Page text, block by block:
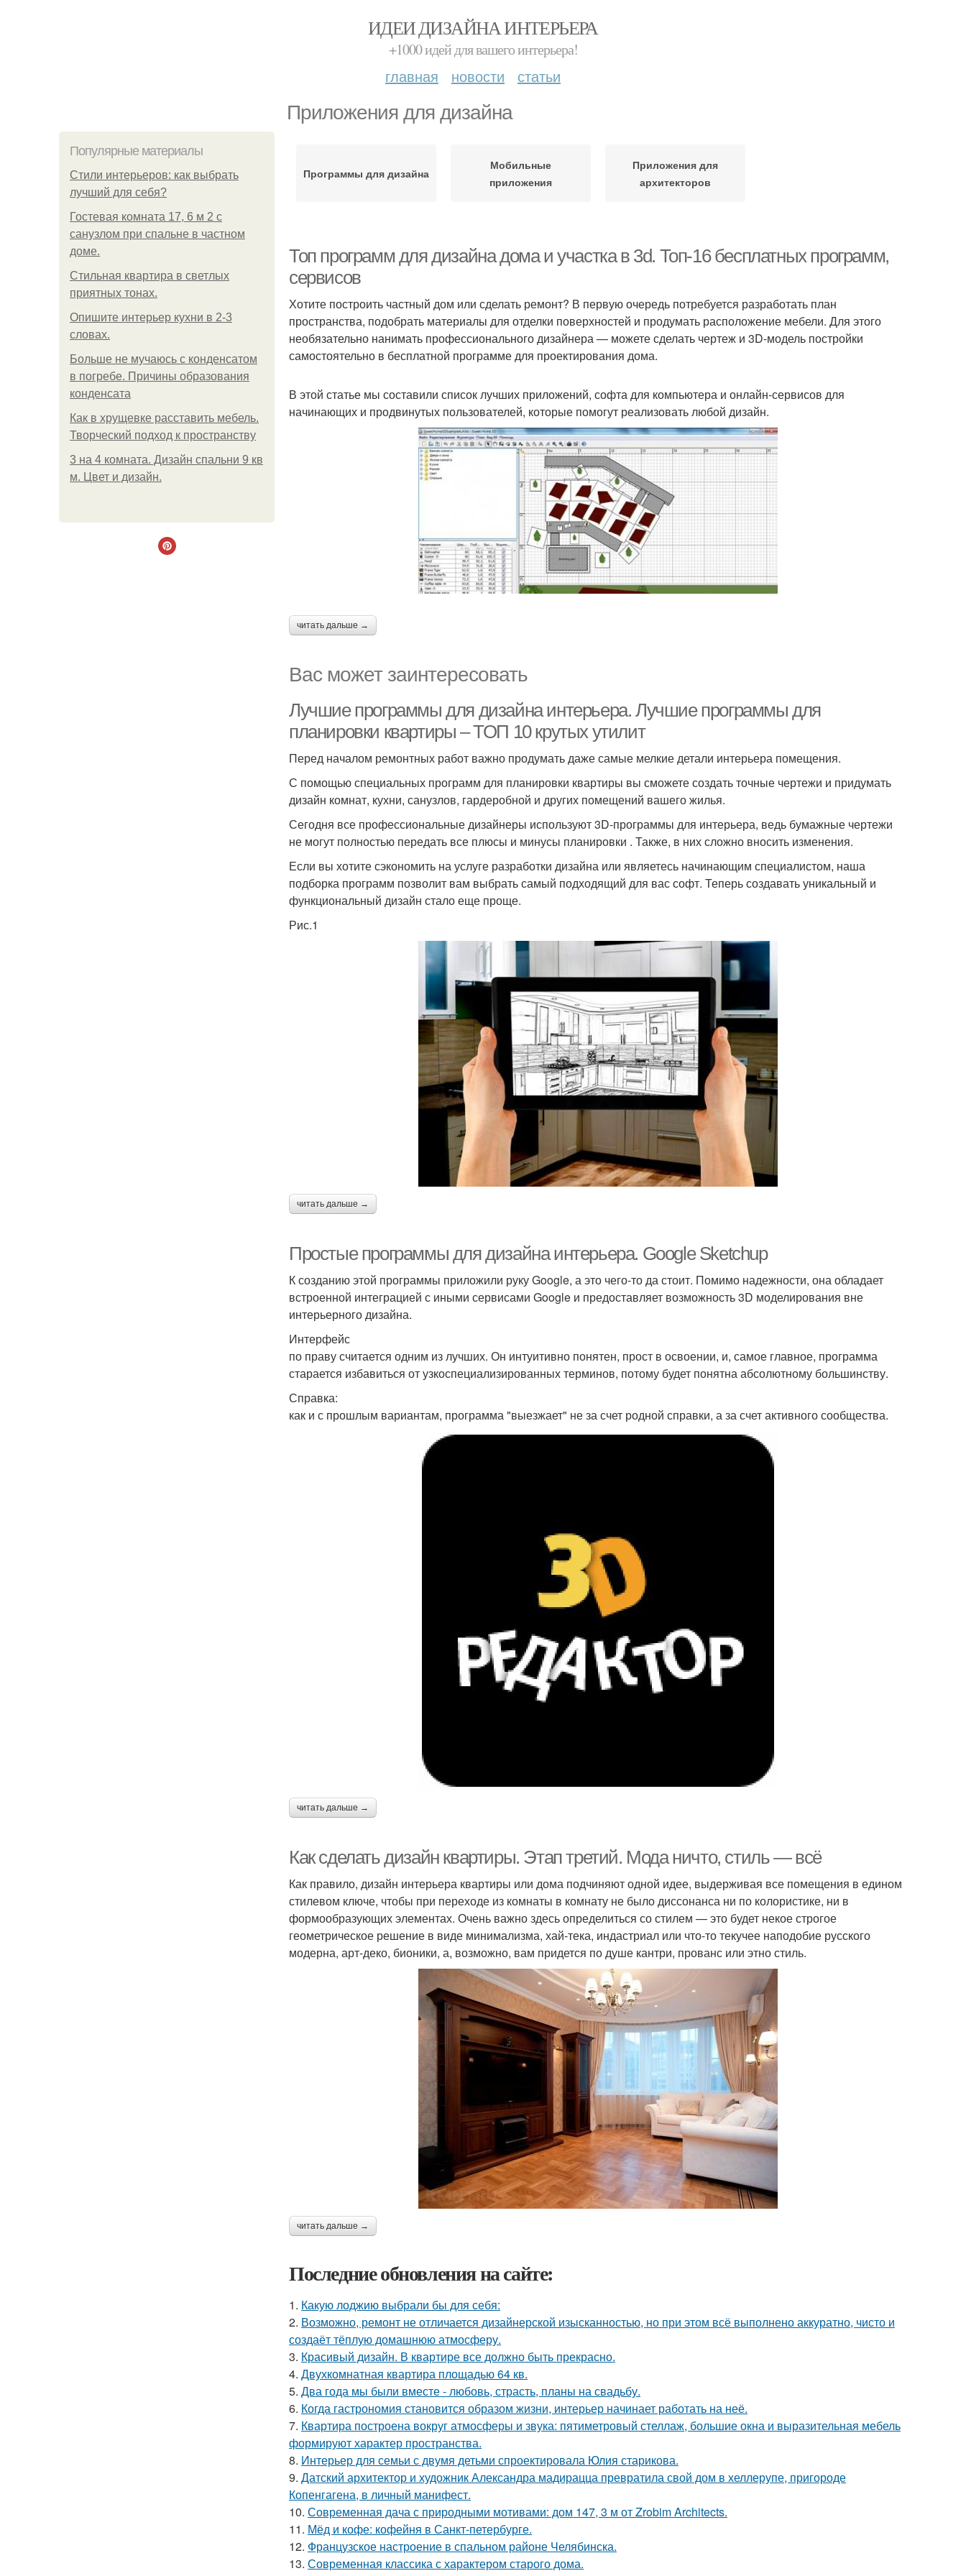
ИДЕИ ДИЗАЙНА ИНТЕРЬЕРА
+1000 идей для вашего интерьера!
главная новости статьи
Приложения для дизайна
Популярные материалы
Стили интерьеров: как выбрать
лучший для себя?
Гостевая комната 17, 6 м 2 с
санузлом при спальне в частном
доме.
Стильная квартира в светлых
приятных тонах.
Опишите интерьер кухни в 2-3
словах.
Больше не мучаюсь с конденсатом
в погребе. Причины образования
конденсата
Как в хрущевке расставить мебель.
Творческий подход к пространству
3 на 4 комната. Дизайн спальни 9 кв
м. Цвет и дизайн.
Программы для дизайна
Мобильные
приложения
Приложения для
архитекторов
Топ программ для дизайна дома и участка в 3d. Топ-16 бесплатных программ,
сервисов
Хотите построить частный дом или сделать ремонт? В первую очередь потребуется разработать план
пространства, подобрать материалы для отделки поверхностей и продумать расположение мебели. Для этого
необязательно нанимать профессионального дизайнера — можете сделать чертеж и 3D-модель постройки
самостоятельно в бесплатной программе для проектирования дома.
В этой статье мы составили список лучших приложений, софта для компьютера и онлайн-сервисов для
начинающих и продвинутых пользователей, которые помогут реализовать любой дизайн.
читать дальше →
Вас может заинтересовать
Лучшие программы для дизайна интерьера. Лучшие программы для
планировки квартиры – ТОП 10 крутых утилит
Перед началом ремонтных работ важно продумать даже самые мелкие детали интерьера помещения.
С помощью специальных программ для планировки квартиры вы сможете создать точные чертежи и придумать
дизайн комнат, кухни, санузлов, гардеробной и других помещений вашего жилья.
Сегодня все профессиональные дизайнеры используют 3D-программы для интерьера, ведь бумажные чертежи
не могут полностью передать все плюсы и минусы планировки . Также, в них сложно вносить изменения.
Если вы хотите сэкономить на услуге разработки дизайна или являетесь начинающим специалистом, наша
подборка программ позволит вам выбрать самый подходящий для вас софт. Теперь создавать уникальный и
функциональный дизайн стало еще проще.
Рис.1
читать дальше →
Простые программы для дизайна интерьера. Google Sketchup
К созданию этой программы приложили руку Google, а это чего-то да стоит. Помимо надежности, она обладает
встроенной интеграцией с иными сервисами Google и предоставляет возможность 3D моделирования вне
интерьерного дизайна.
Интерфейс
по праву считается одним из лучших. Он интуитивно понятен, прост в освоении, и, самое главное, программа
старается избавиться от узкоспециализированных терминов, потому будет понятна абсолютному большинству.
Справка:
как и с прошлым вариантам, программа "выезжает" не за счет родной справки, а за счет активного сообщества.
читать дальше →
Как сделать дизайн квартиры. Этап третий. Мода ничто, стиль — всё
Как правило, дизайн интерьера квартиры или дома подчиняют одной идее, выдерживая все помещения в едином
стилевом ключе, чтобы при переходе из комнаты в комнату не было диссонанса ни по колористике, ни в
формообразующих элементах. Очень важно здесь определиться со стилем — это будет некое строгое
геометрическое решение в виде минимализма, хай-тека, индастриал или что-то текучее наподобие русского
модерна, арт-деко, бионики, а, возможно, вам придется по душе кантри, прованс или этно стиль.
читать дальше →
Последние обновления на сайте:
1. Какую лоджию выбрали бы для себя:
2. Возможно, ремонт не отличается дизайнерской изысканностью, но при этом всё выполнено аккуратно, чисто и
создаёт тёплую домашнюю атмосферу.
3. Красивый дизайн. В квартире все должно быть прекрасно.
4. Двухкомнатная квартира площадью 64 кв.
5. Два года мы были вместе - любовь, страсть, планы на свадьбу.
6. Когда гастрономия становится образом жизни, интерьер начинает работать на неё.
7. Квартира построена вокруг атмосферы и звука: пятиметровый стеллаж, большие окна и выразительная мебель
формируют характер пространства.
8. Интерьер для семьи с двумя детьми спроектировала Юлия старикова.
9. Датский архитектор и художник Александра мадирацца превратила свой дом в хеллерупе, пригороде
Копенгагена, в личный манифест.
10. Современная дача с природными мотивами: дом 147, 3 м от Zrobim Architects.
11. Мёд и кофе: кофейня в Санкт-петербурге.
12. Французское настроение в спальном районе Челябинска.
13. Современная классика с характером старого дома.